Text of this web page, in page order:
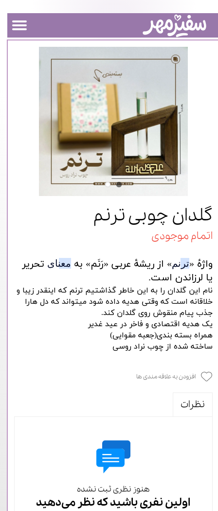
گلدان چوبی ترنم
اتمام موجودی
واژهٔ «ترنم» از ریشهٔ عربی «رَنَم» به معنای تحریر
یا لرزاندن است.
نام این گلدان را به این خاطر گذاشتیم ترنم که اینقدر زیبا و
خلاقانه است که وقتی هدیه داده شود میتواند که دل هارا
جذب پیام منقوش روی گلدان کند.
یک هدیه اقتصادی و فاخر در عید غدیر
همراه بسته بندی(جعبه مقوایی)
ساخته شده از چوب نراد روسی
افزودن به علاقه مندی ها
نظرات
هنوز نظری ثبت نشده
اولین نفری باشید که نظر می‌دهید